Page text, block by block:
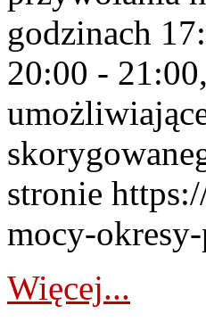
godzinach
20:00 -
stronie
mocy-
Więcej...